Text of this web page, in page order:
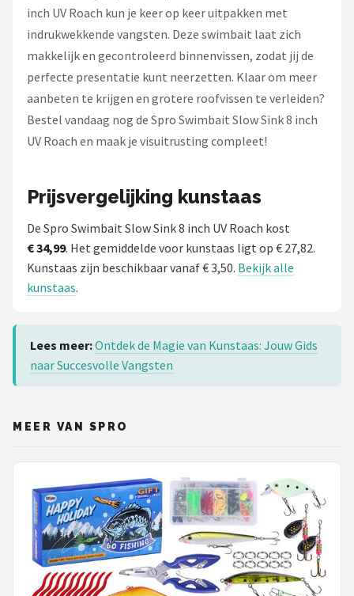
inch UV Roach kun je keer op keer uitpakken met
indrukwekkende vangsten. Deze swimbait laat zich
makkelijk en gecontroleerd binnenvissen, zodat jij de
perfecte presentatie kunt neerzetten. Klaar om meer
aanbeten te krijgen en grotere roofvissen te verleiden?
Bestel vandaag nog de Spro Swimbait Slow Sink 8 inch
UV Roach en maak je visuitrusting compleet!
Prijsvergelijking kunstaas
De Spro Swimbait Slow Sink 8 inch UV Roach kost
€ 34,99. Het gemiddelde voor kunstaas ligt op € 27,82.
Kunstaas zijn beschikbaar vanaf € 3,50. Bekijk alle
kunstaas.
Lees meer:Ontdek de Magie van Kunstaas: Jouw Gids
naar Succesvolle Vangsten
MEER VAN SPRO